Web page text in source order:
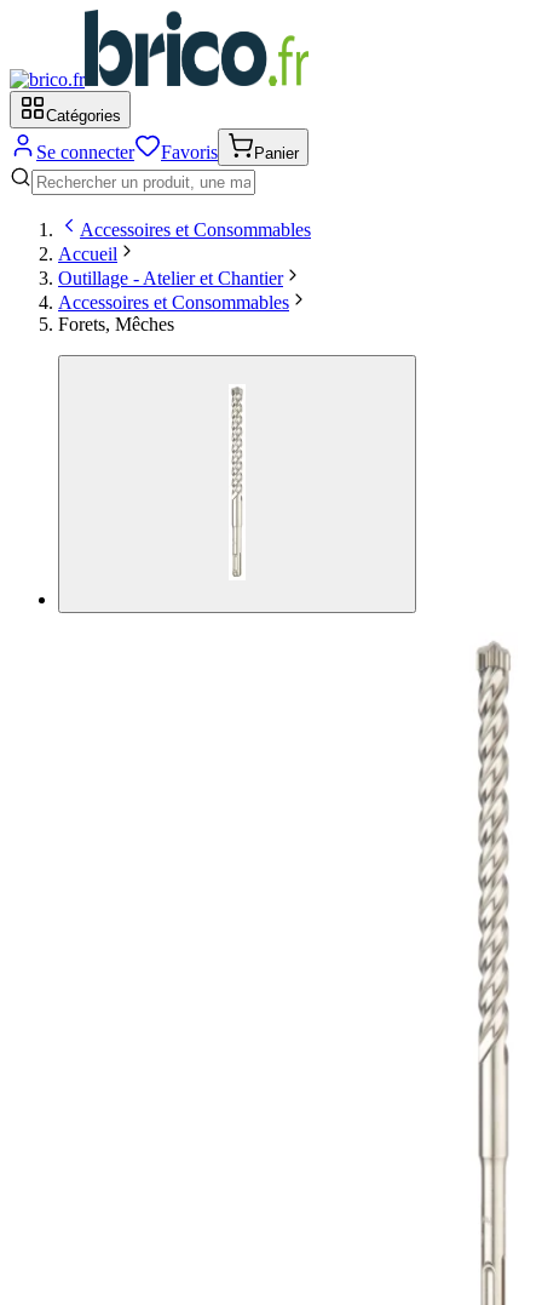
Catégories
Se connecter Favoris Panier
Accessoires et Consommables
Accueil
Outillage - Atelier et Chantier
Accessoires et Consommables
Forets, Mêches